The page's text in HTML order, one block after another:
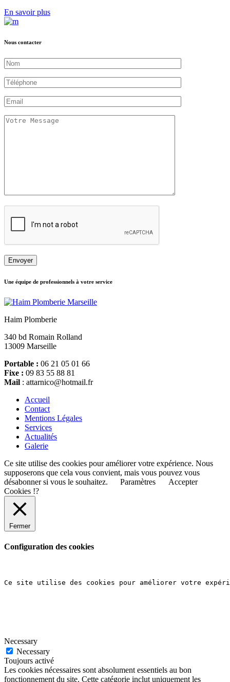
En savoir plus
Nous contacter
Une équipe de professionnels à votre service
Haim Plomberie
340 bd Romain Rolland
13009 Marseille
Portable : 06 21 05 01 66
Fixe : 09 83 55 88 81
Mail : attarnico@hotmail.fr
Accueil
Contact
Mentions Légales
Services
Actualités
Galerie
Ce site utilise des cookies pour améliorer votre expérience. Nous
supposerons que cela vous convient, mais vous pouvez vous
désabonner si vous le souhaitez.
Paramètres
Accepter
Cookies !?
Fermer
Configuration des cookies
Ce site utilise des cookies pour améliorer votre
Necessary
Necessary
Toujours activé
Les cookies nécessaires sont absolument essentiels au bon
fonctionnement du site. Cette catégorie inclut uniquement les